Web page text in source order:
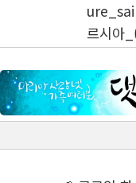
르시아